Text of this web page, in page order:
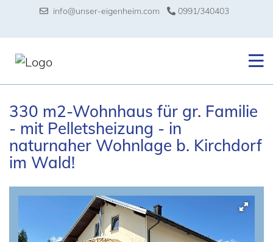
info@unser-eigenheim.com 0991/340403
330 m2-Wohnhaus für gr. Familie
- mit Pelletsheizung - in
naturnaher Wohnlage b. Kirchdorf
im Wald!